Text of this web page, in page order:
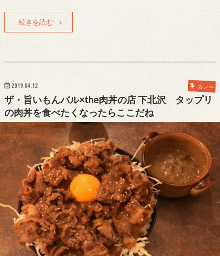
続きを読む
2019.04.12 カレー
ザ・旨いもんバル×the肉丼の店 下北沢 タップリ
の肉丼を食べたくなったらここだね